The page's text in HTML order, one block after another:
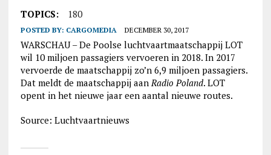
TOPICS: 180
POSTED BY: CARGOMEDIA DECEMBER 30, 2017
WARSCHAU – De Poolse luchtvaartmaatschappij LOT
wil 10 miljoen passagiers vervoeren in 2018. In 2017
vervoerde de maatschappij zo’n 6,9 miljoen passagiers.
Dat meldt de maatschappij aanRadio Poland. LOT
opent in het nieuwe jaar een aantal nieuwe routes.
Source: Luchtvaartnieuws